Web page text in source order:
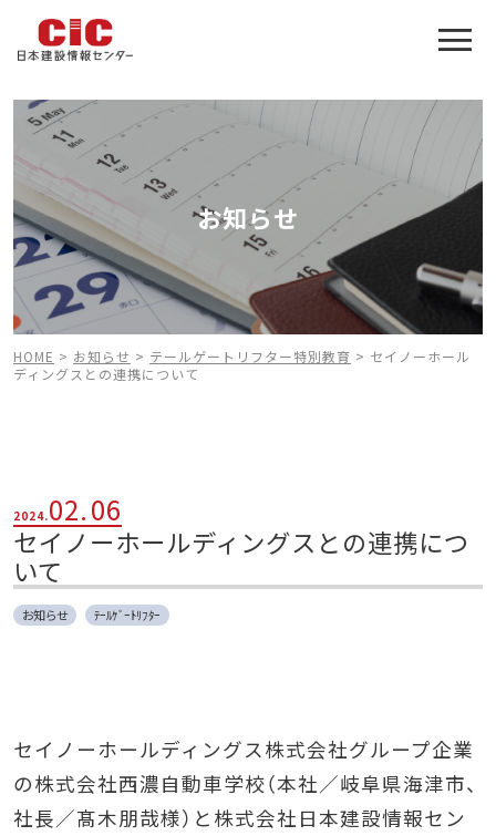
お知らせ
HOME > お知らせ > テールゲートリフター特別教育 > セイノーホール
ディングスとの連携について
セイノーホールディングスとの連携につ
いて
2024.02.06
お知らせ ﾃｰﾙｹﾞｰﾄﾘﾌﾀｰ
セイノーホールディングス株式会社グループ企業
の株式会社西濃自動車学校（本社／岐阜県海津市、
社長／髙木朋哉様）と株式会社日本建設情報セン